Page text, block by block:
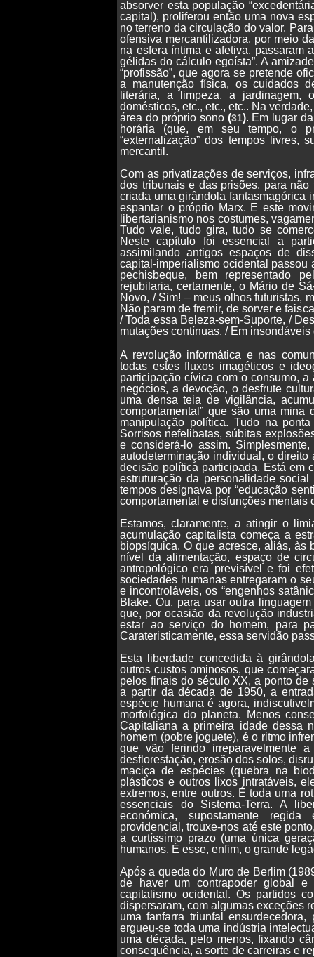
absorver esta população
capital), proliferou então uma nova
no terreno da circulação do valor.
ofensiva mercantilizadora, por meio
na esfera íntima e afetiva, passaram
gélidas do cálculo egoísta”. A
“profissão”, que agora se pretende
a manutenção física, os cuidados
literária, a limpeza, a jardinagem,
domésticos, etc., etc., etc.. Na
área do próprio sono (31). Em lugar
horária (que, em seu tempo, o
“externalização” dos tempos livres,
mercantil.
Com as privatizações de serviços,
dos tribunais e das prisões, para não
criada uma girândola fantasmagórica
espantar o próprio Marx. E este
libertarianismo nos costumes,
Tudo vale, tudo gira, tudo se
Neste capítulo foi essencial a
assimilando antigos espaços de
capital-imperialismo ocidental passou
pechisbeque, bem representado
rejubilaria, certamente, o Mário de
Novo, / Sim! – meus olhos futuristas,
Não param de fremir, de sorver e
/ Toda essa Beleza-sem-Suporte, /
mutações contínuas, / Em insondáveis
A revolução informática e nas
todas estes fluxos imagéticos e
participação cívica com o consumo,
negócios, a devoção, o desfrute
uma densa teia de vigilância,
comportamental” que são uma
manipulação política. Tudo na
Sorrisos nefelibatas, súbitas
e considerá-lo assim.
autodeterminação individual, o
decisão política participada. Está em
estruturação da personalidade
tempos designava por “educação
comportamental e disfunções mentais
Estamos, claramente, a atingir o
acumulação capitalista começa a
biopsíquica. O que acresce, aliás,
nível da alimentação, espaço de
antropológico era previsível e foi
sociedades humanas entregaram o
e incontroláveis, os “engenhos
Blake. Ou, para usar outra
que, por ocasião da revolução
estar ao serviço do homem, para
Carateristicamente, essa servidão
Esta liberdade concedida à
outros custos ominosos, que
pelos finais do século XX, a ponto de
a partir da década de 1950, a
espécie humana é agora,
morfológica do planeta. Menos
Capitaliana a primeira idade dessa
homem (pobre joguete), é o ritmo
que vão ferindo irreparavelmente
desflorestação, erosão dos solos,
maciça de espécies (quebra na
plásticos e outros lixos intratáveis,
extremos, entre outros. É toda uma
essenciais do Sistema-Terra. A
económica, supostamente
providencial, trouxe-nos até este
a curtíssimo prazo (uma única
humanos. É esse, enfim, o grande
Após a queda do Muro de Berlim
de haver um contrapoder global e
capitalismo ocidental. Os partidos
dispersaram, com algumas exceções
uma fanfarra triunfal
ergueu-se toda uma indústria
uma década, pelo menos, fixando
consequência, a sorte de carreiras e